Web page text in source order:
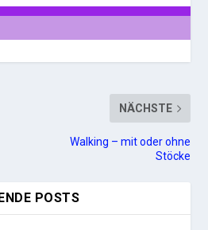
NÄCHSTE
Walking – mit oder ohne
Stöcke
POSTS